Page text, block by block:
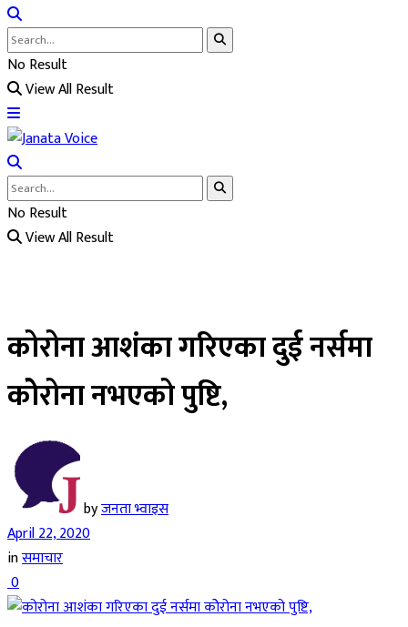
No Result
View All Result
No Result
View All Result
कोरोना आशंका गरिएका दुई नर्समा
कोेरोना नभएको पुष्टि,
byजनता भ्वाइस
April 22, 2020
inसमाचार
0